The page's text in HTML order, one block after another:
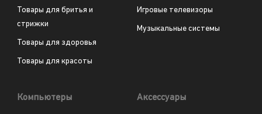
Товары для бритья и
стрижки
Товары для здоровья
Товары для красоты
Игровые телевизоры
Музыкальные системы
Компьютеры Аксессуары